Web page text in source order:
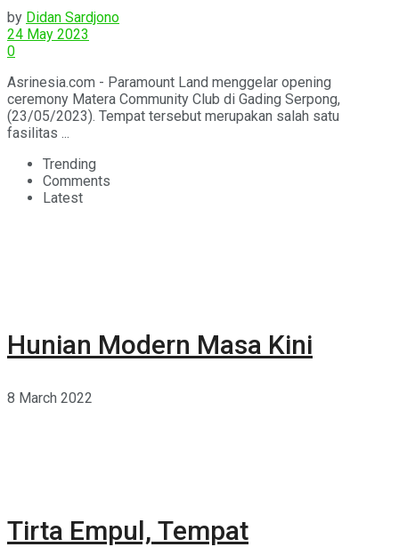
by Didan Sardjono
24 May 2023
0
Asrinesia.com - Paramount Land menggelar opening
ceremony Matera Community Club di Gading Serpong,
(23/05/2023). Tempat tersebut merupakan salah satu
fasilitas ...
Trending
Comments
Latest
Hunian Modern Masa Kini
8 March 2022
Tirta Empul, Tempat